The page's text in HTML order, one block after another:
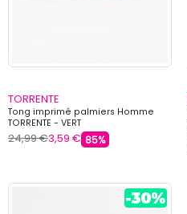
TORRENTE
Tong imprimé palmiers Homme
TORRENTE - VERT
24,99 €3,59 € 85%